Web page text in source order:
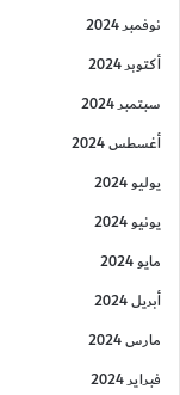
نوفمبر 2024
أكتوبر 2024
سبتمبر 2024
أغسطس 2024
يوليو 2024
يونيو 2024
مايو 2024
أبريل 2024
مارس 2024
فبراير 2024